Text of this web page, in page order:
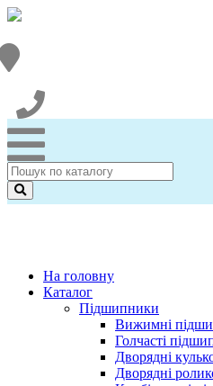
На головну
Каталог
Підшипники
Вижимні
Голчасті
Дворядні
Дворядні